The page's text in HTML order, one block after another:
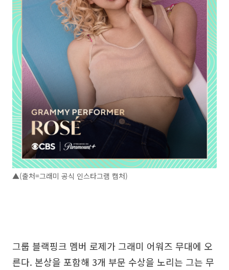
▲(출처=그래미 공식 인스타그램 캡처)
그룹 블랙핑크 멤버 로제가 그래미 어워즈 무대에 오
른다. 본상을 포함해 3개 부문 수상을 노리는 그는 무